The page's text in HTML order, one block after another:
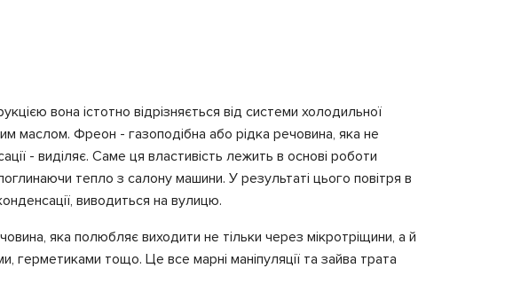
вона істотно відрізняється від системи холодильної
маслом. Фреон - газоподібна або рідка речовина, яка не
- виділяє. Саме ця властивість лежить в основі роботи
тепло з салону машини. У результаті цього повітря в
виводиться на вулицю.
яка полюбляє виходити не тільки через мікротріщини, а й
герметиками тощо. Це все марні маніпуляції та зайва трата